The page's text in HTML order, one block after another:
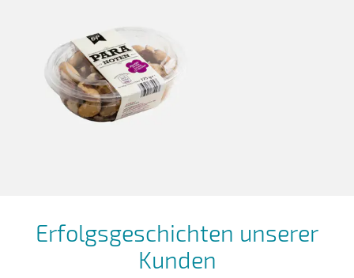
Erfolgsgeschichten unserer
Kunden